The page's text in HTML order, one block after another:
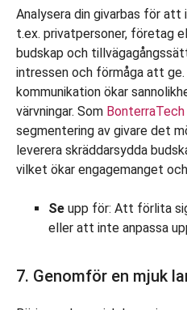
Analysera din givarbas för
t.ex. privatpersoner, företag
budskap och
intressen och förmåga att ge.
kommunikation ökar
värvningar. Som BonterraTech
segmentering av givare det
leverera skräddarsydda
vilket ökar engagemanget
Se upp för: Att förlita
eller att inte anpassa
7. Genomför en mjuk